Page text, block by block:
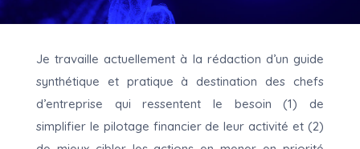
Je travaille actuellement à la rédaction d’un guide
synthétique et pratique à destination des chefs
d’entreprise qui ressentent le besoin (1) de
simplifier le pilotage financier de leur activité et (2)